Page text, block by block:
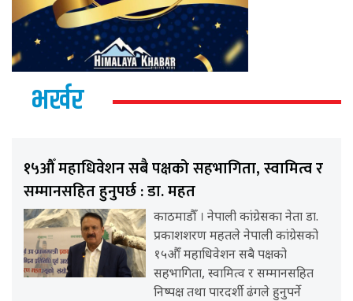
भर्खर
१५औँ महाधिवेशन सबै पक्षको सहभागिता, स्वामित्व र
सम्मानसहित हुनुपर्छ : डा. महत
काठमाडौँ । नेपाली कांग्रेसका नेता डा.
प्रकाशशरण महतले नेपाली कांग्रेसको
१५औँ महाधिवेशन सबै पक्षको
सहभागिता, स्वामित्व र सम्मानसहित
निष्पक्ष तथा पारदर्शी ढंगले हुनुपर्ने